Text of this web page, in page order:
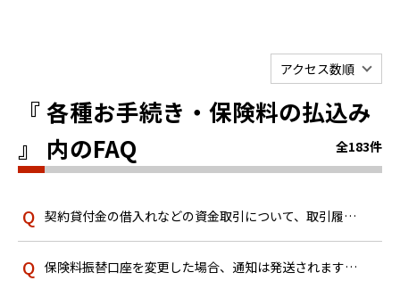
アクセス数順
『 各種お手続き・保険料の払込み
』 内のFAQ
全183件
契約貸付金の借入れなどの資金取引について、取引履歴は確認できますか？
保険料振替口座を変更した場合、通知は発送されますか？